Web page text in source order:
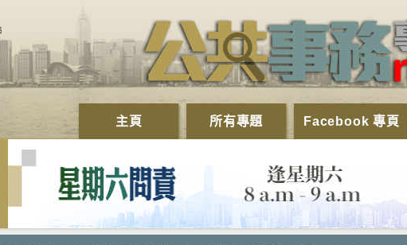
主頁 所有專題 Facebook 專頁